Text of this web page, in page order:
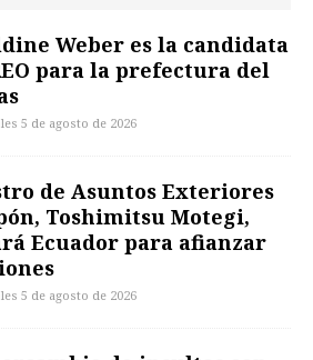
Weber es la candidata
para la prefectura del
5 de agosto de 2026
de Asuntos Exteriores
Toshimitsu Motegi,
Ecuador para afianzar
5 de agosto de 2026